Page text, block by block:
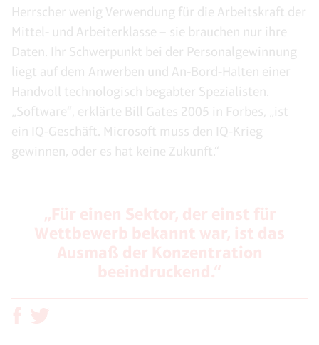
Herrscher wenig Verwendung für die Arbeitskraft der
Mittel- und Arbeiterklasse – sie brauchen nur ihre
Daten. Ihr Schwerpunkt bei der Personalgewinnung
liegt auf dem Anwerben und An-Bord-Halten einer
Handvoll technologisch begabter Spezialisten.
„Software“, erklärte Bill Gates 2005 in Forbes, „ist
ein IQ-Geschäft. Microsoft muss den IQ-Krieg
gewinnen, oder es hat keine Zukunft.“